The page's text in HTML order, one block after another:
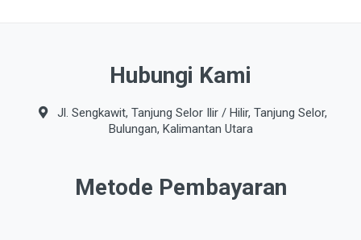
Hubungi Kami
Jl. Sengkawit, Tanjung Selor Ilir / Hilir, Tanjung Selor,
Bulungan, Kalimantan Utara
Metode Pembayaran